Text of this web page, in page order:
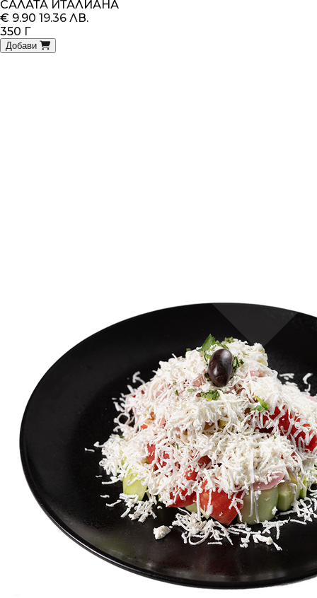
САЛАТА ИТАЛИАНА
€ 9.90 19.36 ЛВ.
350 Г
Добави